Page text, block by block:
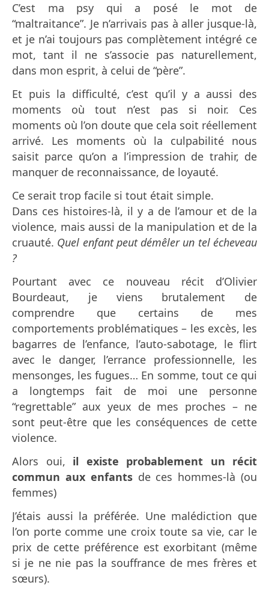
C’est ma psy qui a posé le mot de
“maltraitance”. Je n’arrivais pas à aller jusque-là,
et je n’ai toujours pas complètement intégré ce
mot, tant il ne s’associe pas naturellement,
dans mon esprit, à celui de “père”.
Et puis la difficulté, c’est qu’il y a aussi des
moments où tout n’est pas si noir. Ces
moments où l’on doute que cela soit réellement
arrivé. Les moments où la culpabilité nous
saisit parce qu’on a l’impression de trahir, de
manquer de reconnaissance, de loyauté.
Ce serait trop facile si tout était simple.
Dans ces histoires-là, il y a de l’amour et de la
violence, mais aussi de la manipulation et de la
cruauté. Quel enfant peut démêler un tel écheveau
?
Pourtant avec ce nouveau récit d’Olivier
Bourdeaut, je viens brutalement de
comprendre que certains de mes
comportements problématiques – les excès, les
bagarres de l’enfance, l’auto-sabotage, le flirt
avec le danger, l’errance professionnelle, les
mensonges, les fugues… En somme, tout ce qui
a longtemps fait de moi une personne
“regrettable” aux yeux de mes proches – ne
sont peut-être que les conséquences de cette
violence.
Alors oui, il existe probablement un récit
commun aux enfantsde ces hommes-là (ou
femmes)
J’étais aussi la préférée. Une malédiction que
l’on porte comme une croix toute sa vie, car le
prix de cette préférence est exorbitant (même
si je ne nie pas la souffrance de mes frères et
sœurs).